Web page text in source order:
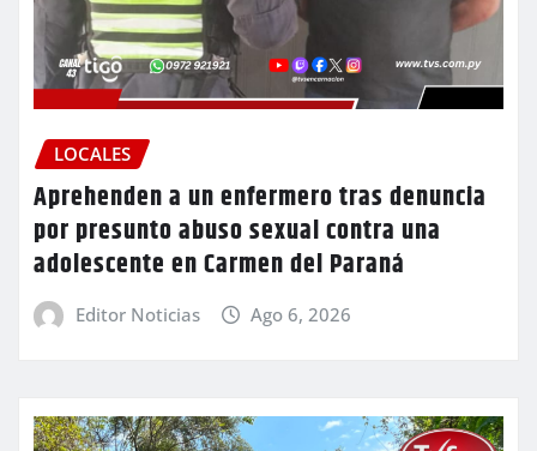
LOCALES
Aprehenden a un enfermero tras denuncia
por presunto abuso sexual contra una
adolescente en Carmen del Paraná
Editor Noticias Ago 6, 2026